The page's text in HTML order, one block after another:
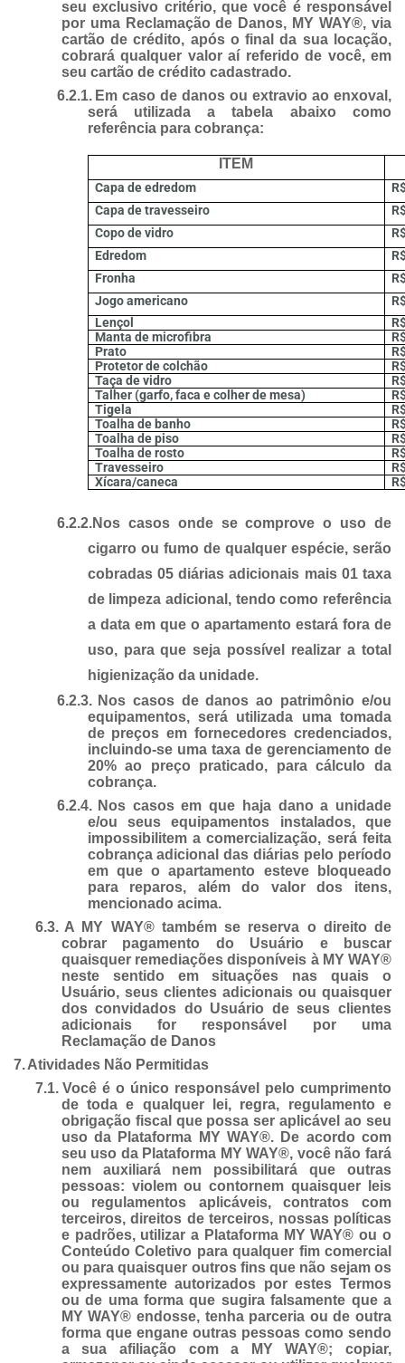
seu exclusivo critério, que você é responsável
por uma Reclamação de Danos, MY WAY®, via
cartão de crédito, após o final da sua locação,
cobrará qualquer valor aí referido de você, em
seu cartão de crédito cadastrado.
6.2.1. Em caso de danos ou extravio ao enxoval,
será utilizada a tabela abaixo como
referência para cobrança:
ITEM
Capa de edredom
Capa de travesseiro
Copo de vidro
Edredom
Fronha
Jogo americano
Lençol
Manta de microfibra
Prato
Protetor de colchão
Taça de vidro
Talher (garfo, faca e colher de mesa)
Tigela
Toalha de banho
Toalha de piso
Toalha de rosto
Travesseiro
Xícara/caneca
6.2.2.Nos casos onde se comprove o uso de
cigarro ou fumo de qualquer espécie, serão
cobradas 05 diárias adicionais mais 01 taxa
de limpeza adicional, tendo como referência
a data em que o apartamento estará fora de
uso, para que seja possível realizar a total
higienização da unidade.
6.2.3. Nos casos de danos ao patrimônio e/ou
equipamentos, será utilizada uma tomada
de preços em fornecedores credenciados,
incluindo-se uma taxa de gerenciamento de
20% ao preço praticado, para cálculo da
cobrança.
6.2.4. Nos casos em que haja dano a unidade
e/ou seus equipamentos instalados, que
impossibilitem a comercialização, será feita
cobrança adicional das diárias pelo período
em que o apartamento esteve bloqueado
para reparos, além do valor dos itens,
mencionado acima.
6.3. A MY WAY® também se reserva o direito de
cobrar pagamento do Usuário e buscar
quaisquer remediações disponíveis à MY WAY®
neste sentido em situações nas quais o
Usuário, seus clientes adicionais ou quaisquer
dos convidados do Usuário de seus clientes
adicionais for responsável por uma
Reclamação de Danos
7.Atividades Não Permitidas
7.1. Você é o único responsável pelo cumprimento
de toda e qualquer lei, regra, regulamento e
obrigação fiscal que possa ser aplicável ao seu
uso da Plataforma MY WAY®. De acordo com
seu uso da Plataforma MY WAY®, você não fará
nem auxiliará nem possibilitará que outras
pessoas: violem ou contornem quaisquer leis
ou regulamentos aplicáveis, contratos com
terceiros, direitos de terceiros, nossas políticas
e padrões, utilizar a Plataforma MY WAY® ou o
Conteúdo Coletivo para qualquer fim comercial
ou para quaisquer outros fins que não sejam os
expressamente autorizados por estes Termos
ou de uma forma que sugira falsamente que a
MY WAY® endosse, tenha parceria ou de outra
forma que engane outras pessoas como sendo
a sua afiliação com a MY WAY®; copiar,